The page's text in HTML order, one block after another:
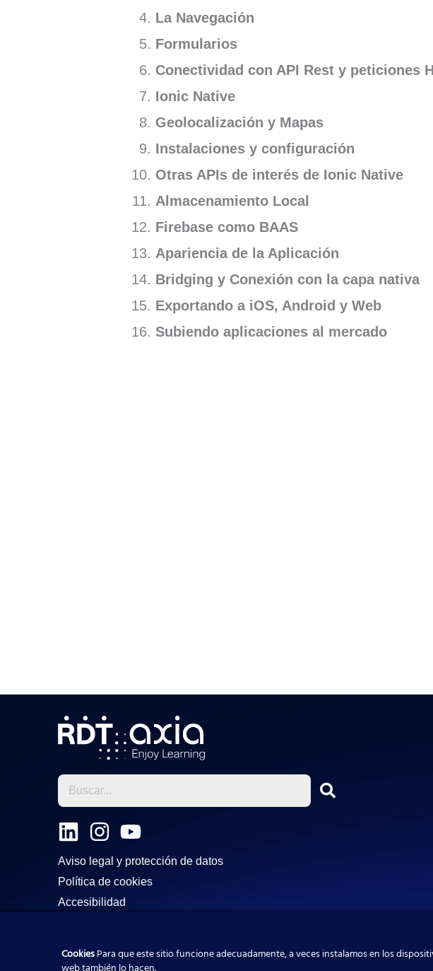
La Navegación
Formularios
Conectividad con API Rest y peticiones
Ionic Native
Geolocalización y Mapas
Instalaciones y configuración
Otras APIs de interés de Ionic Native
Almacenamiento Local
Firebase como BAAS
Apariencia de la Aplicación
Bridging y Conexión con la capa nativa
Exportando a iOS, Android y Web
Subiendo aplicaciones al mercado
L
i
n
k
e
i
I
s
t
a
r
Y
u
u
e
Aviso legal y protección de datos
Política de cookies
Accesibilidad
CookiesPara que este sitio funcione adecuadamente, a veces instalamos en los